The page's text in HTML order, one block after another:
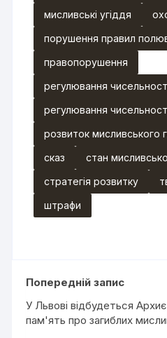
мисливські угіддя
порушення правил
правопорушення
регулювання
регулювання
розвиток мисливського
сказ
стан
стратегія розвитку
штрафи
Попередній запис
У Львові відбудеться
пам'ять про загиблих